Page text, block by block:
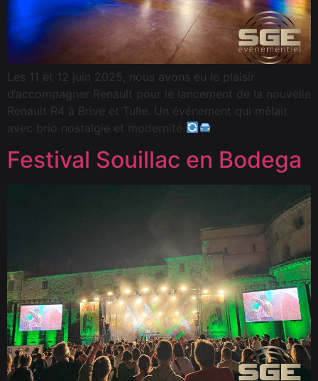
Les 11 et 12 juin 2025, nous avons eu le plaisir
d’accompagner Renault pour le lancement de la nouvelle
Renault R4 à Brive et Tulle. Un événement qui mêlait
avec brio nostalgie et modernité
Festival Souillac en Bodega